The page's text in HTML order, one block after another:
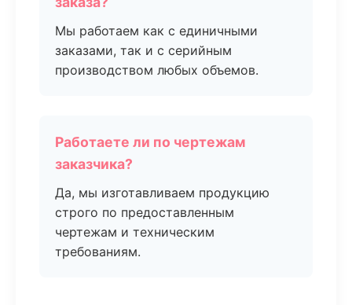
Мы работаем как с единичными
заказами, так и с серийным
производством любых объемов.
Работаете ли по чертежам
заказчика?
Да, мы изготавливаем продукцию
строго по предоставленным
чертежам и техническим
требованиям.